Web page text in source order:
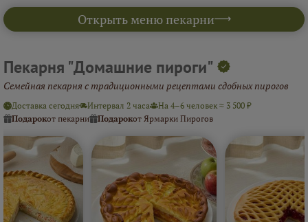
Открыть меню пекарни
Пекарня "Домашние пироги"
Семейная пекарня с традиционными рецептами сдобных пирогов
Доставка сегодня Интервал 2 часа
На 4–6 человек ≈ 3 500 ₽
Подарокот пекарни Подарокот Ярмарки Пирогов